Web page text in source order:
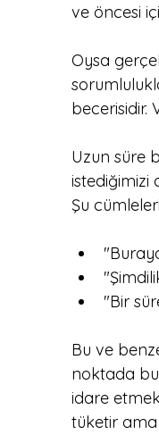
ve öncesi
Oysa
becerisidir.
Uzun süre
istediğimizi
Şu
"Bir
Bu ve
noktada
idare
tüketir